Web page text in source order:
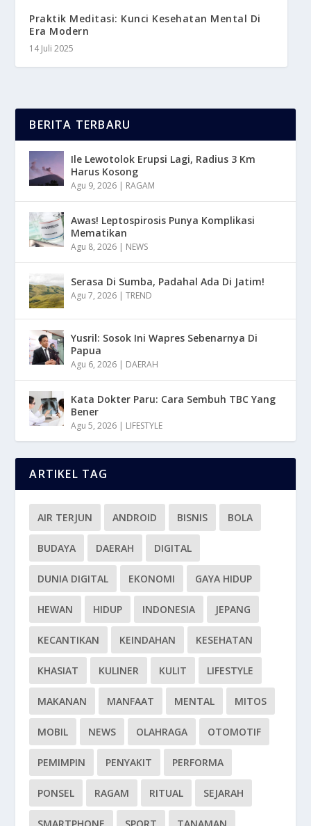
Praktik Meditasi: Kunci Kesehatan Mental Di
Era Modern
14 Juli 2025
BERITA TERBARU
Ile Lewotolok Erupsi Lagi, Radius 3 Km
Harus Kosong
Agu 9, 2026 | RAGAM
Awas! Leptospirosis Punya Komplikasi
Mematikan
Agu 8, 2026 | NEWS
Serasa Di Sumba, Padahal Ada Di Jatim!
Agu 7, 2026 |TREND
Yusril: Sosok Ini Wapres Sebenarnya Di
Papua
Agu 6, 2026 | DAERAH
Kata Dokter Paru: Cara Sembuh TBC Yang
Bener
Agu 5, 2026 | LIFESTYLE
ARTIKEL TAG
AIR TERJUN ANDROID BISNIS BOLA
BUDAYA DAERAH DIGITAL
DUNIA DIGITAL EKONOMI GAYA HIDUP
HEWAN HIDUP INDONESIA JEPANG
KECANTIKAN KEINDAHAN KESEHATAN
KHASIAT KULINER KULIT LIFESTYLE
MAKANAN MANFAAT MENTAL MITOS
MOBIL NEWS OLAHRAGA OTOMOTIF
PEMIMPIN PENYAKIT PERFORMA
PONSEL RAGAM RITUAL SEJARAH